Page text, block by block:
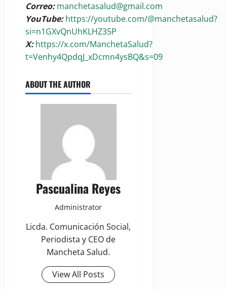
Correo:manchetasalud@gmail.com
YouTube: https://youtube.com/@manchetasalud?
si=n1GXvQnUhKLHZ35P
X:https://x.com/ManchetaSalud?
t=Venhy4QpdqJ_xDcmn4ysBQ&s=09
ABOUT THE AUTHOR
Pascualina Reyes
Administrator
Licda. Comunicación Social,
Periodista y CEO de
Mancheta Salud.
View All Posts